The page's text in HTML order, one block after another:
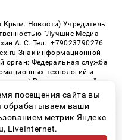
Новости) Учредитель:
"Лучшие Медиа
А. С. Тел.: +79023790276
Знак информационной
орган: Федеральная служба
технологий и
Регистрационный
от 02.06.2021
защищены
посещения сайта вы
обрабатываем ваши
метрик Яндекс
LiveInternet.